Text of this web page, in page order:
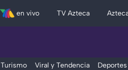
en vivo TV Azteca
Turismo Viral y Tendencia Deportes